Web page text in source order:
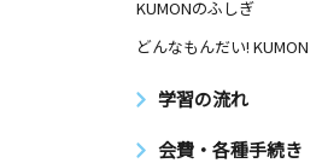
KUMONのふしぎ
どんなもんだい! KUMON
学習の流れ
会費・各種手続き